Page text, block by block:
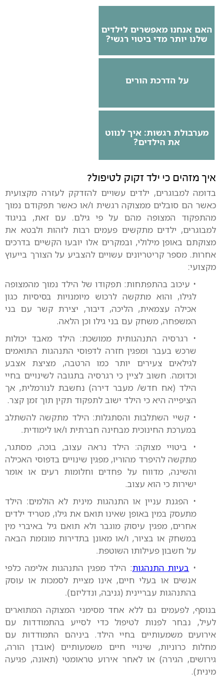
האם אנחנו מאפשרים לילדים
שלנו יותר מדי ביטוי רגשי?
על הדרכת הורים
מערבולת רגשות: איך לנווט
את הילדים?
איך מזהים כי ילד זקוק לטיפול?
בדומה למבוגרים, ילדים עשויים להזדקק לעזרה מקצועית
כאשר הם סובלים ממצוקה רגשית ו/או כאשר תפקודם נמוך
מהתפקוד המצופה מהם על פי גילם. עם זאת, בניגוד
למבוגרים, ילדים מתקשים פעמים רבות לזהות ולבטא את
מצוקתם באופן מילולי, ובמקרים אלו יובעו הקשיים בדרכים
אחרות. מספר קריטריונים עשויים להצביע על הצורך בייעוץ
מקצועי:
• עיכוב בהתפתחות: תפקודו של הילד נמוך מהמצופה
לגילו, והוא מתקשה לרכוש מיומנויות בסיסיות כגון
אכילה עצמאית, הליכה, דיבור, יצירת קשר עם בני
המשפחה, משחק עם בני גילו וכן הלאה.
• רגרסיה התנהגותית ממושכת: הילד מאבד יכולות
שרכש בעבר ומפגין חזרה לדפוסי התנהגות התואמים
לגילאים צעירים יותר כמו הרטבה, מציצת אצבע
וכדומה. חשוב לציין כי רגרסיה בתגובה לשינויים בחיי
הילד (אח חדש/ מעבר דירה) נחשבת לנורמלית, אך
הציפייה היא כי הילד ישוב לתפקוד תקין תוך זמן קצר.
• קשיי השתלבות והסתגלות: הילד מתקשה להשתלב
במערכת החינוכית מבחינה חברתית ו/או לימודית.
• ביטויי מצוקה: הילד נראה עצוב, בוכה, מסתגר,
מתקשה להיפרד מהוריו, מפגין שינויים בדפוסי האכילה
והשינה, מדווח על פחדים וחלומות רעים או אומר
ישירות כי הוא עצוב.
• הפגנת עניין או התנהגות מינית לא הולמים: הילד
מתעסק במין באופן שאינו תואם את גילו, מטריד ילדים
אחרים, מפגין עיסוק מוגבר ולא תואם גיל באיברי מין
במשחק או בציור, ו/או מאונן בתדירות מוגזמת הבאה
על חשבון פעילותו השוטפת.
• בעיות התנהגות: הילד מפגין התנהגות אלימה כלפי
אנשים או בעלי חיים, אינו מציית לסמכות או עוסק
בהתנהגות עבריינית (גניבה, ונדליזם).
בנוסף, לפעמים גם ללא אחד מסימני המצוקה המתוארים
לעיל, נבחר לפנות לטיפול כדי לסייע בהתמודדות עם
אירועים משמעותיים בחיי הילד. ביניהם התמודדות עם
מחלות כרוניות, שינויי חיים משמעותיים (אובדן הורה,
גירושים, הגירה) או לאחר אירוע טראומטי (תאונה, פגיעה
מינית).